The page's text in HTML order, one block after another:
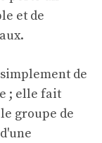
et de
de
; elle fait
groupe de